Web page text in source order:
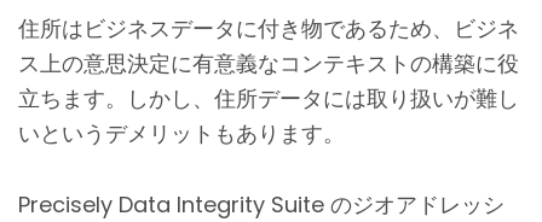
住所はビジネスデータに付き物であるため、ビジネ
ス上の意思決定に有意義なコンテキストの構築に役
立ちます。しかし、住所データには取り扱いが難し
いというデメリットもあります。
Precisely Data Integrity Suite のジオアドレッシ